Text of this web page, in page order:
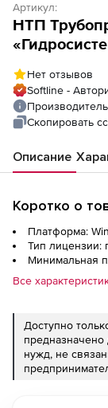
Артикул:
НТП
место
Нет отзывов
Softline -
Скопировать
Описание
Коротко о
Платформа:
Тип лицензии:
Минимальная
Все
Доступно
нужд, не